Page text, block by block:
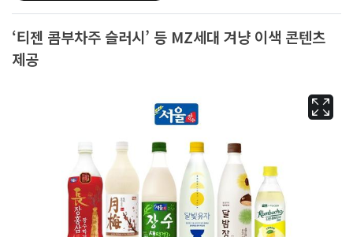
‘티젠 콤부차주 슬러시’ 등 MZ세대 겨냥 이색 콘텐츠
제공